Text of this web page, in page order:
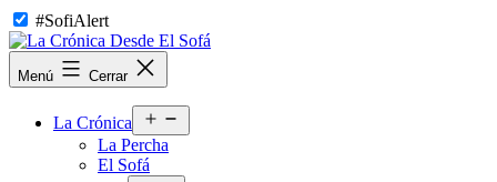
Saltar
al
contenido
#SofiAlert
La
Crónica
Menú Cerrar
La Crónica
el
La Percha
El Sofá